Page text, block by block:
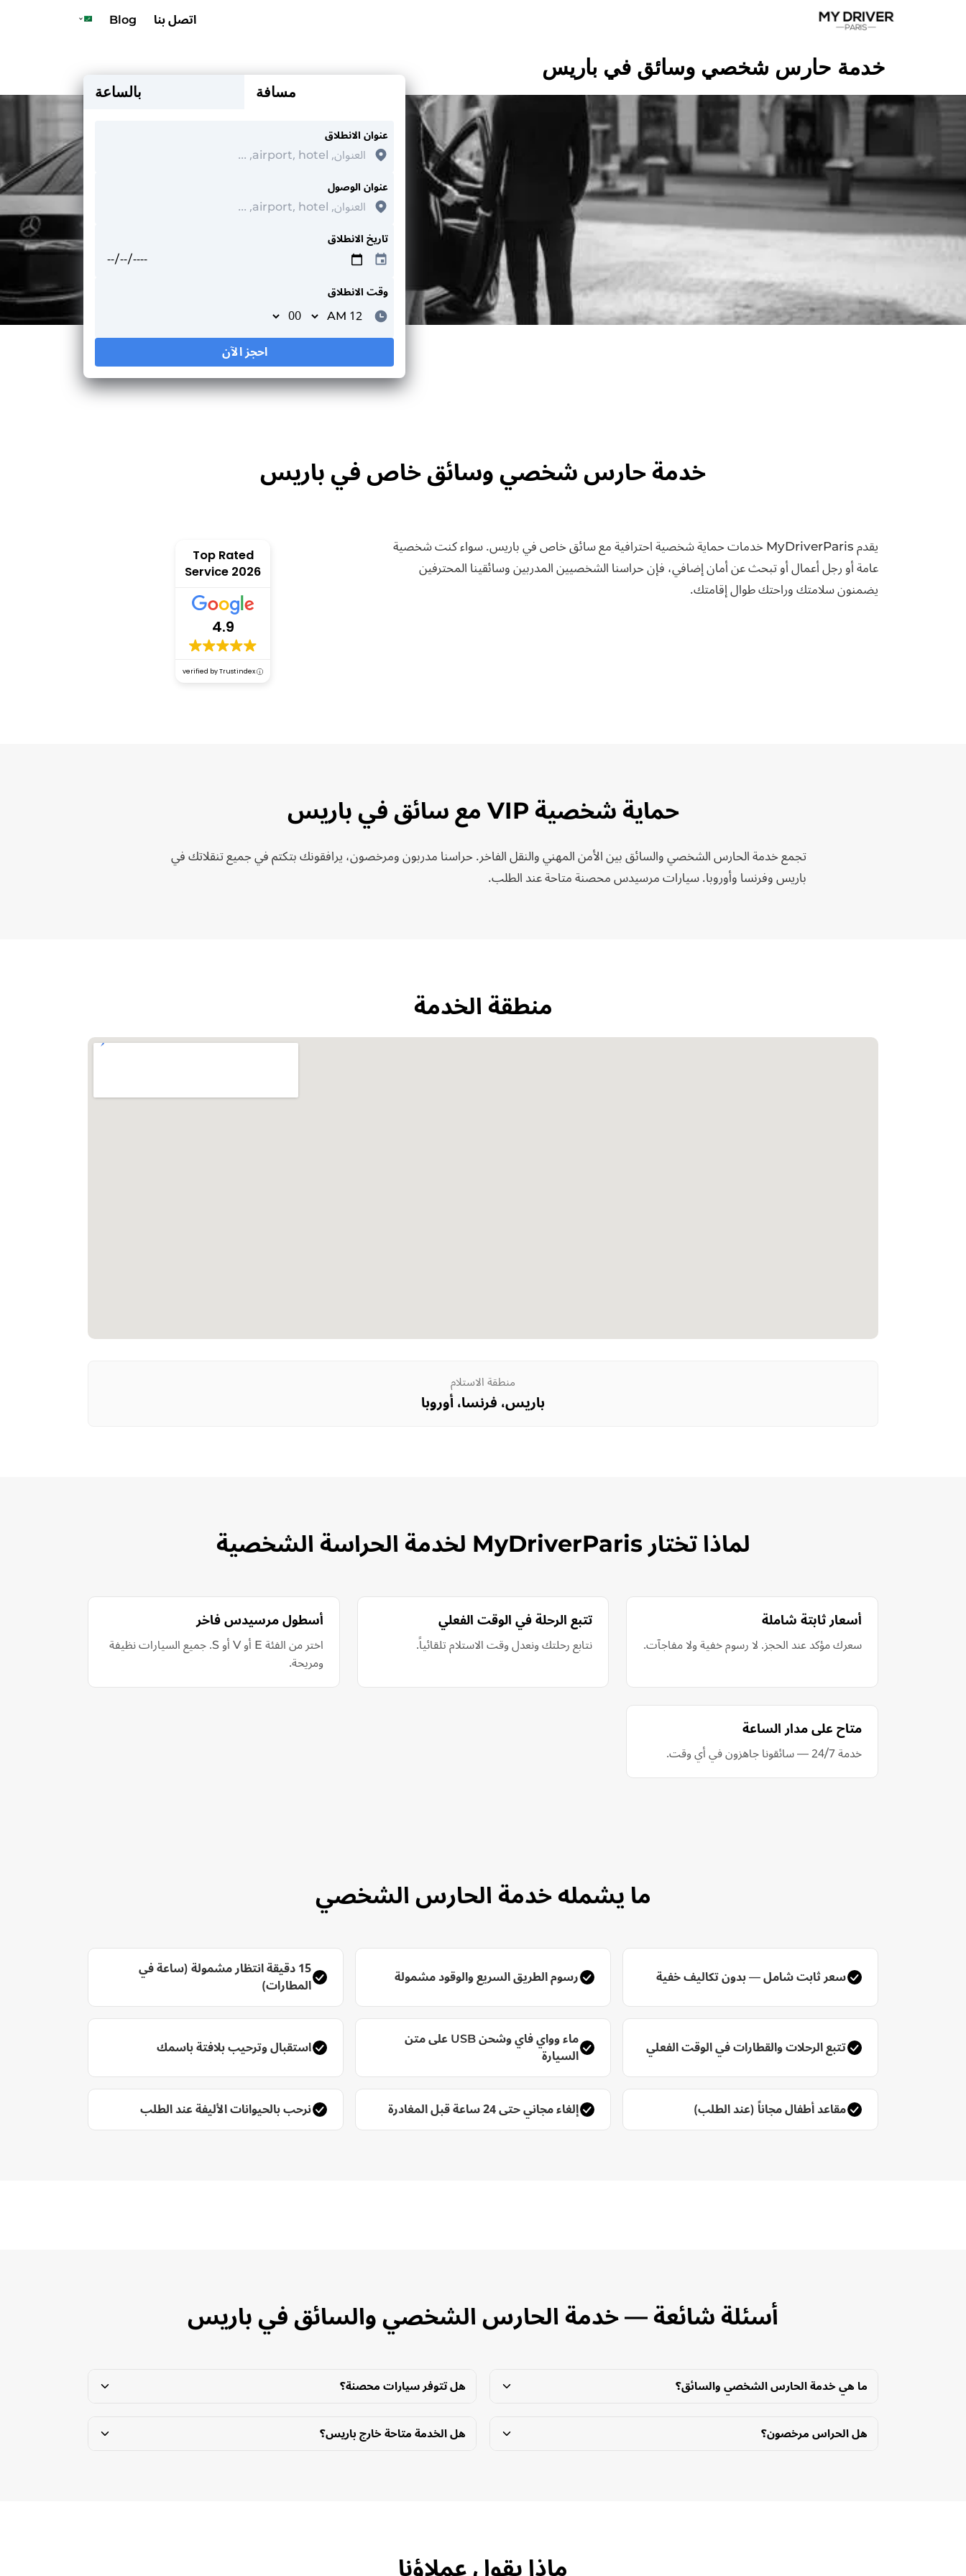
اتصل بنا Blog
خدمة حارس شخصي وسائق في باريس
مسافة بالساعة
عنوان الانطلاق
عنوان الوصول
تاريخ الانطلاق
وقت الانطلاق
Minutes
جاري التحميل...
احجز الآن
خدمة حارس شخصي وسائق خاص في باريس
يقدم MyDriverParis خدمات حماية شخصية احترافية مع سائق خاص في باريس. سواء كنت شخصية
عامة أو رجل أعمال أو تبحث عن أمان إضافي، فإن حراسنا الشخصيين المدربين وسائقينا المحترفين
يضمنون سلامتك وراحتك طوال إقامتك.
Top Rated
Service 2026
4.9
verified by Trustindex
حماية شخصية VIP مع سائق في باريس
تجمع خدمة الحارس الشخصي والسائق بين الأمن المهني والنقل الفاخر. حراسنا مدربون ومرخصون، يرافقونك بتكتم في جميع تنقلاتك في
باريس وفرنسا وأوروبا. سيارات مرسيدس محصنة متاحة عند الطلب.
منطقة الخدمة
منطقة الاستلام
باريس، فرنسا، أوروبا
لماذا تختار MyDriverParis لخدمة الحراسة الشخصية
أسعار ثابتة شاملة
سعرك مؤكد عند الحجز. لا رسوم خفية ولا مفاجآت.
تتبع الرحلة في الوقت الفعلي
نتابع رحلتك ونعدل وقت الاستلام تلقائياً.
أسطول مرسيدس فاخر
اختر من الفئة E أو V أو S. جميع السيارات نظيفة
ومريحة.
متاح على مدار الساعة
خدمة 24/7 — سائقونا جاهزون في أي وقت.
ما يشمله خدمة الحارس الشخصي
سعر ثابت شامل — بدون تكاليف خفية رسوم الطريق السريع والوقود مشمولة 15 دقيقة انتظار مشمولة (ساعة في
المطارات)
تتبع الرحلات والقطارات في الوقت الفعلي ماء وواي فاي وشحن USB على متن
السيارة استقبال وترحيب بلافتة باسمك
مقاعد أطفال مجاناً (عند الطلب) إلغاء مجاني حتى 24 ساعة قبل المغادرة نرحب بالحيوانات الأليفة عند الطلب
أسئلة شائعة — خدمة الحارس الشخصي والسائق في باريس
ما هي خدمة الحارس الشخصي والسائق؟
هل الحراس مرخصون؟
هل تتوفر سيارات محصنة؟
هل الخدمة متاحة خارج باريس؟